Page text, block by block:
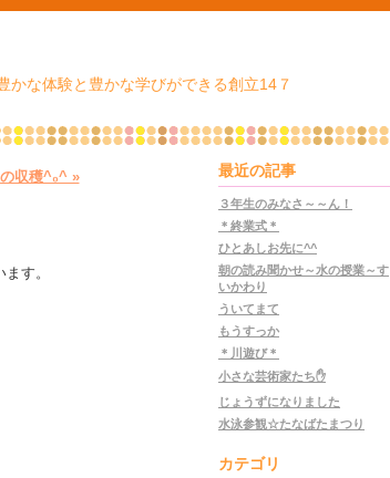
な体験と豊かな学びができる創立14７
収穫^₀^ »
す。
最近の記事
３年生のみなさ～～ん！
＊終業式＊
ひとあしお先に^^
朝の読み聞かせ～水の授業～す
いかわり
ういてまて
もうすっか
＊川遊び＊
小さな芸術家たち✋
じょうずになりました
水泳参観☆たなばたまつり
カテゴリ